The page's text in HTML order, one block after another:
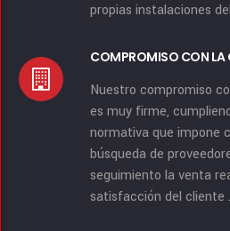
propias instalaciones
COMPROMISO CON LA
Nuestro compromiso
es muy firme,
normativa que impone
búsqueda de
seguimiento la venta
satisfacción del cliente .